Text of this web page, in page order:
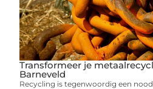
Transformeer je
Barneveld
Recycling is tegenwoordig een